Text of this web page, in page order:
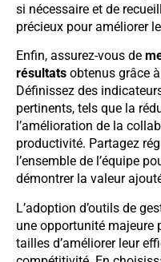
si nécessaire et de
précieux pour améliorer
Enfin, assurez-vous de
résultats obtenus grâce
Définissez des
pertinents, tels que la
l’amélioration de la
productivité. Partagez
l’ensemble de l’équipe
démontrer la valeur
L’adoption d’outils de
une opportunité majeure
tailles d’améliorer leur